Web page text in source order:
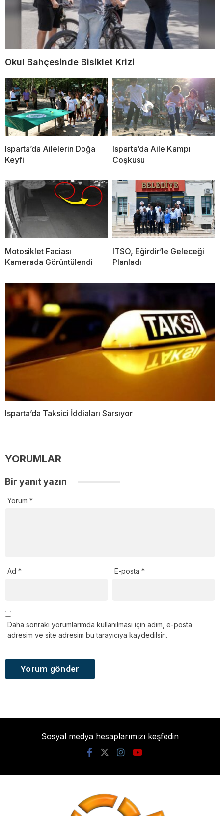
Okul Bahçesinde Bisiklet Krizi
Isparta’da Ailelerin Doğa
Keyfi
Isparta’da Aile Kampı
Coşkusu
Motosiklet Faciası
Kamerada Görüntülendi
ITSO, Eğirdir’le Geleceği
Planladı
Isparta’da Taksici İddiaları Sarsıyor
YORUMLAR
Bir yanıt yazın
Yorum *
Ad * E-posta*
Daha sonraki yorumlarımda kullanılması için adım, e-posta
adresim ve site adresim bu tarayıcıya kaydedilsin.
Sosyal medya hesaplarımızı keşfedin